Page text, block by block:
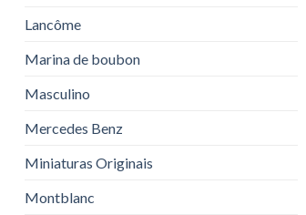
Lancôme
Marina de boubon
Masculino
Mercedes Benz
Miniaturas Originais
Montblanc